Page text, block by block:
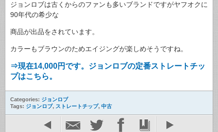
ジョンロブは古くからのファンも多いブランドですがヤフオクに
90年代の希少な
商品が出品をされています。
カラーもブラウンのためエイジングが楽しめそうですね。
⇒現在14,000円です。ジョンロブの定番ストレートチッ
プはこちら。
Categories: ジョンロブ
Tags: ジョンロブ, ストレートチップ, 中古